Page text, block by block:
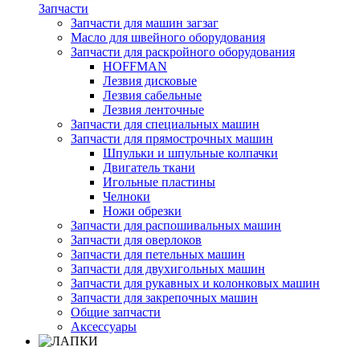
Запчасти
Запчасти для машин загзаг
Масло для швейного оборудования
Запчасти для раскройного оборудования
HOFFMAN
Лезвия дисковые
Лезвия сабельные
Лезвия ленточные
Запчасти для специальных машин
Запчасти для прямострочных машин
Шпульки и шпульные колпачки
Двигатель ткани
Игольные пластины
Челноки
Ножи обрезки
Запчасти для распошивальных машин
Запчасти для оверлоков
Запчасти для петельных машин
Запчасти для двухигольных машин
Запчасти для рукавных и колонковых машин
Запчасти для закрепочных машин
Общие запчасти
Аксессуары